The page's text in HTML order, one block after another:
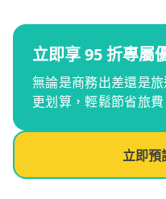
立即享 95 折專屬
無論是商務出差還是
更划算，輕鬆節省旅費
立即預